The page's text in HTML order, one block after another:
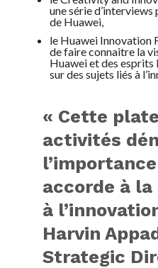
une série
de Huawei,
le Huawei Innovation
de faire connaitre la
Huawei et des
sur des sujets liés à
« Cette
activités
accorde à
à
Harvin
Strategic